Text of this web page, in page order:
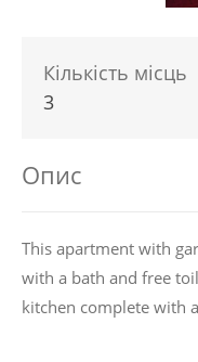
Кількість місць
3
Опис
This apartment with
with a bath and free
kitchen complete with